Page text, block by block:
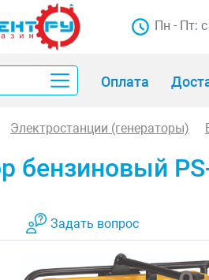
Пн - Пт:
Оплата
Электростанции (генераторы)
бензиновый
Задать вопрос